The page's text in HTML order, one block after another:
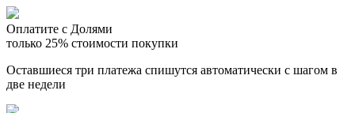
Оплатите с Долями
только 25% стоимости покупки
Оставшиеся три платежа спишутся автоматически с шагом в
две недели